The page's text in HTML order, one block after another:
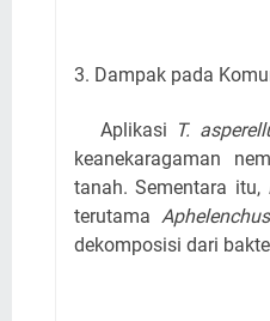
3. Dampak pada
Aplikasi T.
keanekaragaman
tanah. Sementara itu,
terutama Aphelenchus
dekomposisi dari